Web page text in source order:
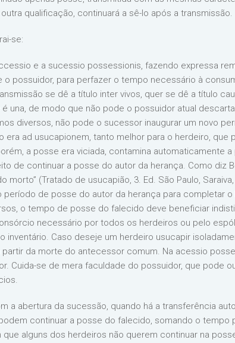
qualificação, continuará a sê-lo após a transmissão.
se:
e a sucessio possessionis, fazendo expressa
possuidor, para perfazer o tempo necessário à
se dê a título inter vivos, quer se dê a título
una, de modo que não pode o possuidor atual
diversos, não pode o sucessor inaugurar um novo
ad usucapionem, tanto melhor para o herdeiro, que
a posse era viciada, contamina automaticamente
de continuar a posse do autor da herança. Como diz
(Tratado de usucapião, 3. Ed. São Paulo,
período de posse do autor da herança para completar
o tempo de posse do falecido deve beneficiar
necessário por todos os herdeiros ou pelo
inventário. Caso deseje um herdeiro usucapir
da morte do antecessor comum. Na acessio
Cuida-se de mera faculdade do possuidor, que pode
a abertura da sucessão, quando há a transferência
continuar a posse do falecido, somando o tempo
alguns dos herdeiros não querem continuar na